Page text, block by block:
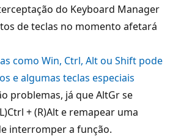
do Keyboard Manager
de teclas no momento afetará
como Win, Ctrl, Alt ou Shift pode
e algumas teclas especiais
problemas, já que AltGr se
+ (R)Alt e remapear uma
interromper a função.